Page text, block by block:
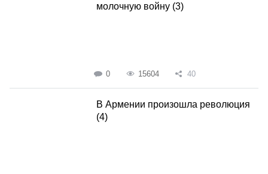
молочную войну (3)
0 15604 40
В Армении произошла революция
(4)